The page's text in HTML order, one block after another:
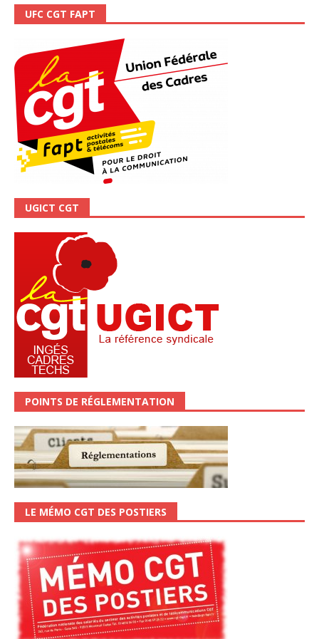
UFC CGT FAPT
UGICT CGT
POINTS DE RÉGLEMENTATION
LE MÉMO CGT DES POSTIERS